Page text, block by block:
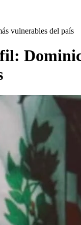
vulnerables del país